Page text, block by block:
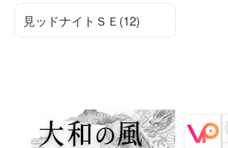
見ッドナイトＳＥ(12)